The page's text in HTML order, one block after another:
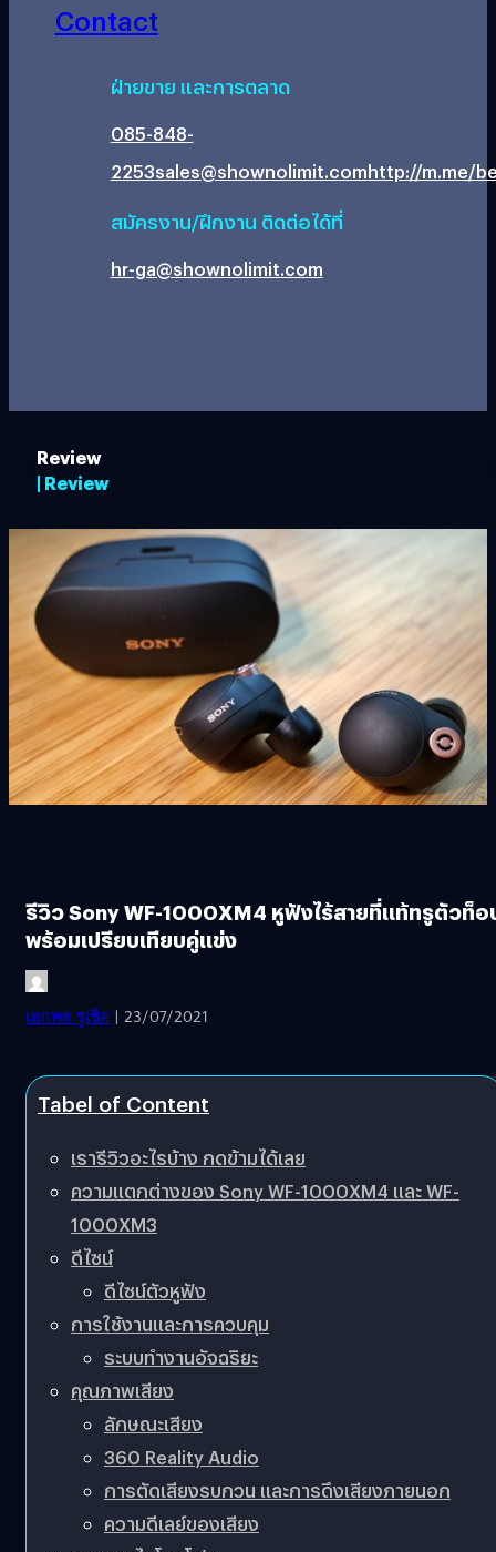
Contact
ฝ่ายขาย และการตลาด
085-848-
2253sales@shownolimit.comhttp://m.me/
สมัครงาน/ฝึกงาน ติดต่อได้ที่
hr-ga@shownolimit.com
Review
| Review
รีวิว Sony WF-1000XM4 หูฟังไร้สายที่แท้ทรูตัวท็อ
พร้อมเปรียบเทียบคู่แข่ง
เอกพล ชูเชิด | 23/07/2021
Tabel of Content
เรารีวิวอะไรบ้าง กดข้ามได้เลย
ความแตกต่างของ Sony WF-1000XM4 และ WF-
1000XM3
ดีไซน์
ดีไซน์ตัวหูฟัง
การใช้งานและการควบคุม
ระบบทำงานอัจฉริยะ
คุณภาพเสียง
ลักษณะเสียง
360 Reality Audio
การตัดเสียงรบกวน และการดึงเสียงภายนอก
ความดีเลย์ของเสียง